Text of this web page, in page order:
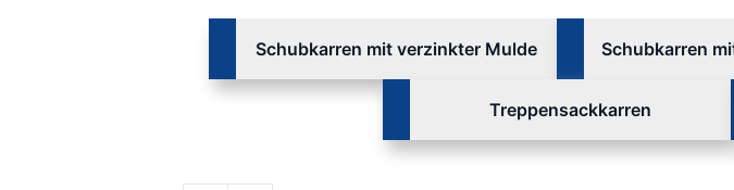
Schubkarren mit verzinkter Mulde Schubkarren
Treppensackkarren